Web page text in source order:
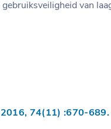
van
2016, 74(11) :670-689.